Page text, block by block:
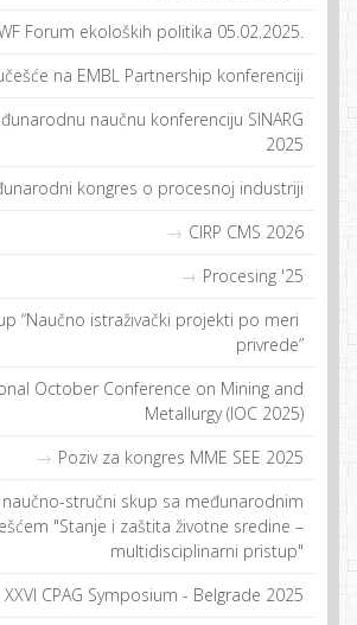
Forum ekoloških politika 05.02.2025.
na EMBL Partnership konferenciji
naučnu konferenciju SINARG
2025
kongres o procesnoj industriji
CIRP CMS 2026
Procesing '25
“Naučno istraživački projekti po meri
privrede”
October Conference on Mining and
Metallurgy (IOC 2025)
Poziv za kongres MME SEE 2025
stručni skup sa međunarodnim
"Stanje i zaštita životne sredine –
multidisciplinarni pristup"
XXVI CPAG Symposium - Belgrade 2025